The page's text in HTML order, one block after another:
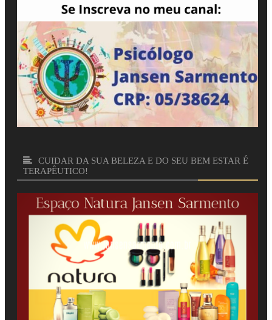
CUIDAR DA SUA BELEZA E DO SEU BEM ESTAR É
TERAPÊUTICO!